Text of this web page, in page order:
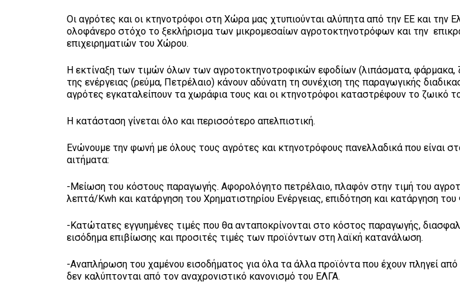
Οι αγρότες και οι κτηνοτρόφοι στη Χώρα μας χτυπιούνται αλύπητα από την ΕΕ και την
ολοφάνερο στόχο το ξεκλήρισμα των μικρομεσαίων αγροτοκτηνοτρόφων και την
επιχειρηματιών του Χώρου.
Η εκτίναξη των τιμών όλων των αγροτοκτηνοτροφικών εφοδίων (λιπάσματα,
της ενέργειας (ρεύμα, Πετρέλαιο) κάνουν αδύνατη τη συνέχιση της παραγωγικής
αγρότες εγκαταλείπουν τα χωράφια τους και οι κτηνοτρόφοι καταστρέφουν το ζωικό
Η κατάσταση γίνεται όλο και περισσότερο απελπιστική.
Ενώνουμε την φωνή με όλους τους αγρότες και κτηνοτρόφους πανελλαδικά που είναι
αιτήματα:
-Μείωση του κόστους παραγωγής. Αφορολόγητο πετρέλαιο, πλαφόν στην τιμή του
λεπτά/Kwh και κατάργηση του Χρηματιστηρίου Ενέργειας, επιδότηση και κατάργηση
-Κατώτατες εγγυημένες τιμές που θα ανταποκρίνονται στο κόστος παραγωγής,
εισόδημα επιβίωσης και προσιτές τιμές των προϊόντων στη λαϊκή κατανάλωση.
-Αναπλήρωση του χαμένου εισοδήματος για όλα τα άλλα προϊόντα που έχουν πληγεί από
δεν καλύπτονται από τον αναχρονιστικό κανονισμό του ΕΛΓΑ.